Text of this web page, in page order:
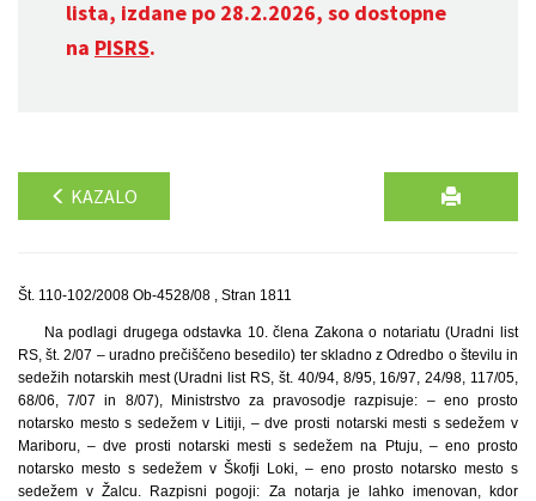
lista, izdane po 28.2.2026, so dostopne
na PISRS.
KAZALO
Št. 110-102/2008 Ob-4528/08 , Stran 1811
Na podlagi drugega odstavka 10. člena Zakona o notariatu (Uradni list
RS, št. 2/07 – uradno prečiščeno besedilo) ter skladno z Odredbo o številu in
sedežih notarskih mest (Uradni list RS, št. 40/94, 8/95, 16/97, 24/98, 117/05,
68/06, 7/07 in 8/07), Ministrstvo za pravosodje razpisuje: – eno prosto
notarsko mesto s sedežem v Litiji, – dve prosti notarski mesti s sedežem v
Mariboru, – dve prosti notarski mesti s sedežem na Ptuju, – eno prosto
notarsko mesto s sedežem v Škofji Loki, – eno prosto notarsko mesto s
sedežem v Žalcu. Razpisni pogoji: Za notarja je lahko imenovan, kdor